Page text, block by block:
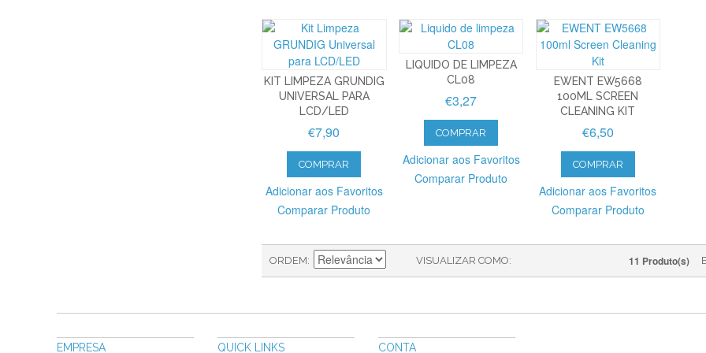
KIT LIMPEZA GRUNDIG
UNIVERSAL PARA
LCD/LED
€7,90
COMPRAR
Adicionar aos Favoritos
Comparar Produto
LIQUIDO DE LIMPEZA
CL08
€3,27
COMPRAR
Adicionar aos Favoritos
Comparar Produto
EWENT EW5668
100ML SCREEN
CLEANING KIT
€6,50
COMPRAR
Adicionar aos Favoritos
Comparar Produto
VISUALIZAR COMO
ORDEM 11 Produto(s)
EMPRESA QUICK LINKS CONTA